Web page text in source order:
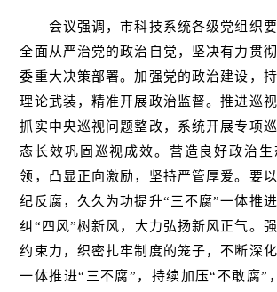
会议强调，市科技系统各级党组织要
全面从严治党的政治自觉，坚决有力贯
委重大决策部署。加强党的政治建设，
理论武装，精准开展政治监督。推进巡
抓实中央巡视问题整改，系统开展专项
态长效巩固巡视成效。营造良好政治生
领，凸显正向激励，坚持严管厚爱。要
纪反腐，久久为功提升“三不腐”一体推
纠“四风”树新风，大力弘扬新风正气。
约束力，织密扎牢制度的笼子，不断深化
一体推进“三不腐”，持续加压“不敢腐”